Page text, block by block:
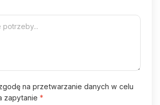
na przetwarzanie danych w celu
zapytanie *